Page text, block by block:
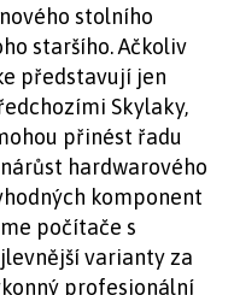
stolního
staršího. Ačkoliv
představují jen
Skylaky,
přinést řadu
hardwarového
komponent
počítače s
varianty za
profesionální